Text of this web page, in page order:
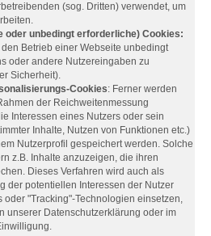
(sog. Dritten) verwendet, um
oder unbedingt erforderliche) Cookies:
Betrieb einer Webseite unbedingt
oder andere Nutzereingaben zu
Sicherheit).
Cookies: Ferner werden
der Reichweitenmessung
Interessen eines Nutzers oder sein
Inhalte, Nutzen von Funktionen etc.)
Nutzerprofil gespeichert werden. Solche
z.B. Inhalte anzuzeigen, die ihren
Dieses Verfahren wird auch als
der potentiellen Interessen der Nutzer
oder "Tracking"-Technologien einsetzen,
unserer Datenschutzerklärung oder im